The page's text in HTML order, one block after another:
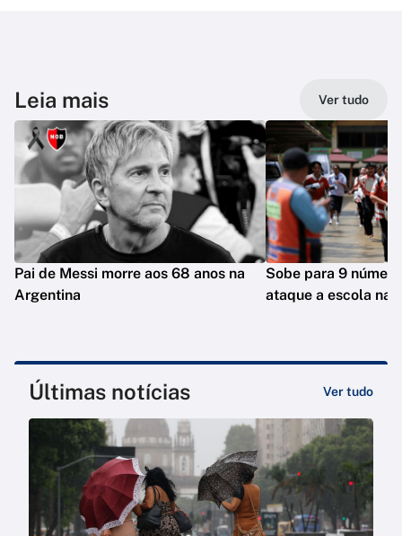
Leia mais Ver tudo
Pai de Messi morre aos 68 anos na
Argentina
Sobe para 9
ataque a escola na
Últimas notícias Ver tudo